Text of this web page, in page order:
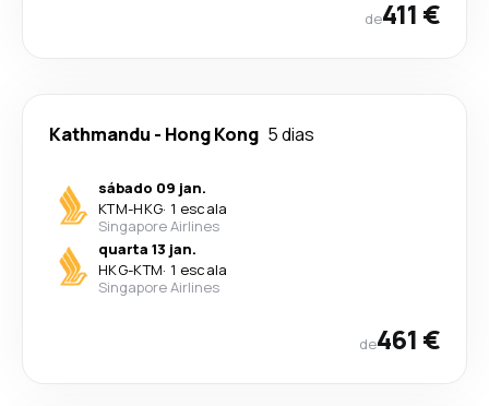
de411 €
Kathmandu - Hong Kong 5 dias
sábado 09 jan.
KTM-HKG· 1 escala
Singapore Airlines
quarta 13 jan.
HKG-KTM· 1 escala
Singapore Airlines
de461 €